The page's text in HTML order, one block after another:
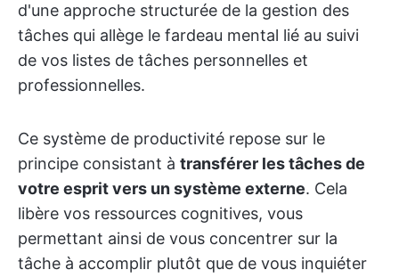
d'une approche structurée de la gestion des
tâches qui allège le fardeau mental lié au suivi
de vos listes de tâches personnelles et
professionnelles.
Ce système de productivité repose sur le
principe consistant à transférer les tâches de
votre esprit vers un système externe. Cela
libère vos ressources cognitives, vous
permettant ainsi de vous concentrer sur la
tâche à accomplir plutôt que de vous inquiéter